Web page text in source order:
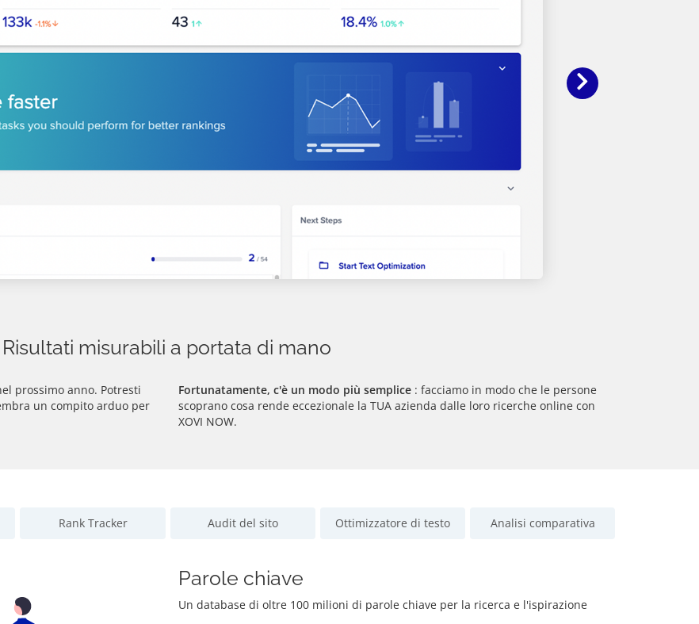
Prossimo
Risultati misurabili a portata di mano
prossimo anno. Potresti
un compito arduo per
Fortunatamente, c'è un modo più semplice : facciamo in modo che le persone
scoprano cosa rende eccezionale la TUA azienda dalle loro ricerche online con
XOVI NOW.
Rank Tracker Audit del sito Ottimizzatore di testo Analisi comparativa
Parole chiave
Un database di oltre 100 milioni di parole chiave per la ricerca e l'ispirazione